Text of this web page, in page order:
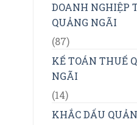
DOANH NGHIỆP
QUẢNG NGÃI
(87)
KẾ TOÁN THUẾ
NGÃI
(14)
KHẮC DẤU